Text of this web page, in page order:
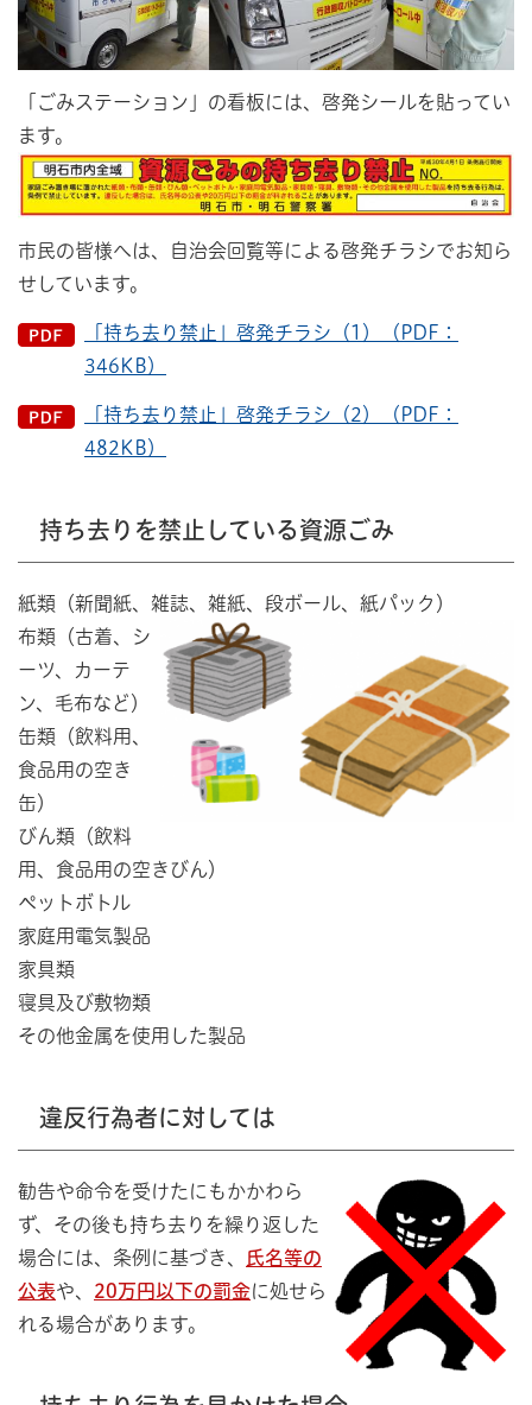
「ごみステーション」の看板には、啓発シールを貼ってい
ます。
市民の皆様へは、自治会回覧等による啓発チラシでお知ら
せしています。
「持ち去り禁止」啓発チラシ（1）（PDF：
346KB）
「持ち去り禁止」啓発チラシ（2）（PDF：
482KB）
持ち去りを禁止している資源ごみ
紙類（新聞紙、雑誌、雑紙、段ボール、紙パック）
布類（古着、シ
ーツ、カーテ
ン、毛布など）
缶類（飲料用、
食品用の空き
缶）
びん類（飲料
用、食品用の空きびん）
ペットボトル
家庭用電気製品
家具類
寝具及び敷物類
その他金属を使用した製品
違反行為者に対しては
勧告や命令を受けたにもかかわら
ず、その後も持ち去りを繰り返した
場合には、条例に基づき、
氏名等の
公表や、 20万円以下の罰金に処せら
れる場合があります。